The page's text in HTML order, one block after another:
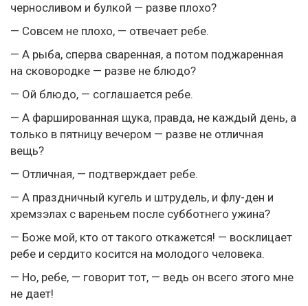
черносливом и булкой — разве плохо?
— Совсем не плохо, — отвечает ребе.
— А рыба, сперва сваренная, а потом поджаренная
на сковородке — разве не блюдо?
— Ой блюдо, — соглашается ребе.
— А фаршированная щука, правда, не каждый день, а
только в пятницу вечером — разве не отличная
вещь?
— Отличная, — подтверждает ребе.
— А праздничный кугель и штрудель, и флу-ден и
хремзэлах с вареньем после субботнего ужина?
— Боже мой, кто от такого откажется! — восклицает
ребе и сердито косится на молодого человека.
— Но, ребе, — говорит тот, — ведь он всего этого мне
не дает!